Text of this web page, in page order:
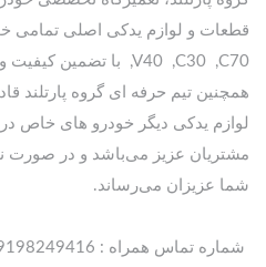
,V40 ,C30 ,C70 با تضمین کیفیت و بهترین قیمت می‌باشد.
همچنین تیم حرفه ای گروه پارتلند
لوازم یدکی دیگر خودرو های خاص
مشتریان عزیز می‌باشد و در صورت
شما عزیزان می‌رساند.
شماره تماس همراه : 09198249416 - 09126361710